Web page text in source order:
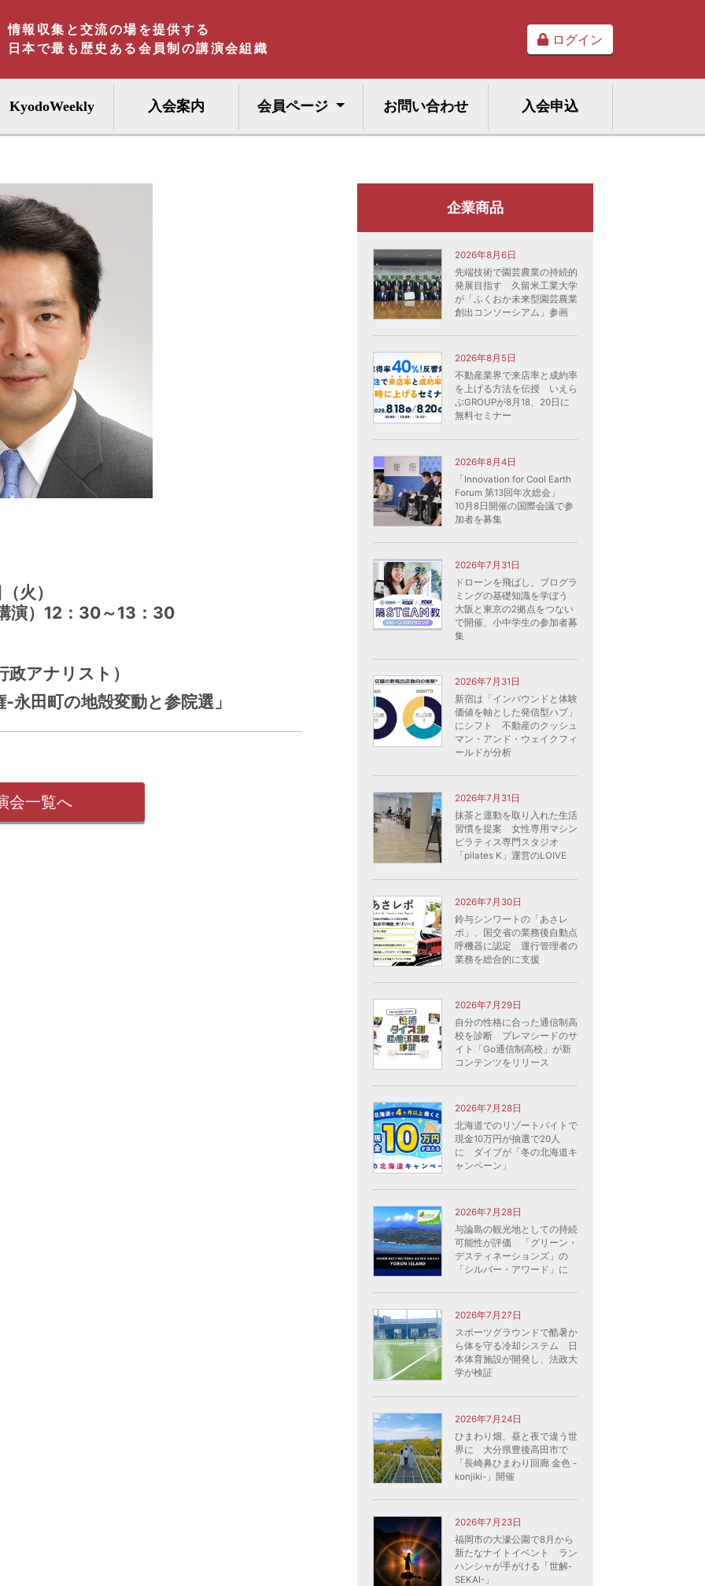
情報収集と交流の場を提供する
日本で最も歴史ある会員制の講演会組織
ログイン
KyodoWeekly 入会案内 会員ページ お問い合わせ 入会申込
火）
演）12：30～13：30
政アナリスト）
田町の地殻変動と参院選」
会一覧へ
企業商品
2026年8月6日
先端技術で園芸農業の持続的
発展目指す 久留米工業大学
が「ふくおか未来型園芸農業
創出コンソーシアム」参画
2026年8月5日
不動産業界で来店率と成約率
を上げる方法を伝授 いえら
ぶGROUPが8月18、20日に
無料セミナー
2026年8月4日
「Innovation for Cool Earth
Forum 第13回年次総会」
10月8日開催の国際会議で参
加者を募集
2026年7月31日
ドローンを飛ばし、プログラ
ミングの基礎知識を学ぼう
大阪と東京の2拠点をつない
で開催、小中学生の参加者募
集
2026年7月31日
新宿は「インバウンドと体験
価値を軸とした発信型ハブ」
にシフト 不動産のクッシュ
マン・アンド・ウェイクフィ
ールドが分析
2026年7月31日
抹茶と運動を取り入れた生活
習慣を提案 女性専用マシン
ピラティス専門スタジオ
「pilates K」運営のLOIVE
2026年7月30日
鈴与シンワートの「あさレ
ポ」、国交省の業務後自動点
呼機器に認定 運行管理者の
業務を総合的に支援
2026年7月29日
自分の性格に合った通信制高
校を診断 プレマシードのサ
イト「Go通信制高校」が新
コンテンツをリリース
2026年7月28日
北海道でのリゾートバイトで
現金10万円が抽選で20人
に ダイブが「冬の北海道キ
ャンペーン」
2026年7月28日
与論島の観光地としての持続
可能性が評価 「グリーン・
デスティネーションズ」の
「シルバー・アワード」に
2026年7月27日
スポーツグラウンドで酷暑か
ら体を守る冷却システム 日
本体育施設が開発し、法政大
学が検証
2026年7月24日
ひまわり畑、昼と夜で違う世
界に 大分県豊後高田市で
「長崎鼻ひまわり回廊 金色 -
konjiki-」開催
2026年7月23日
福岡市の大濠公園で8月から
新たなナイトイベント ラン
ハンシャが手がける「世解-
SEKAI-」